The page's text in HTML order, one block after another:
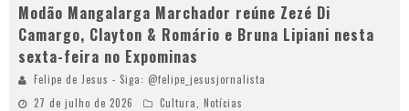
Modão Mangalarga Marchador reúne Zezé Di
Camargo, Clayton & Romário e Bruna Lipiani nesta
sexta-feira no Expominas
Felipe de Jesus - Siga: @felipe_jesusjornalista
27 de julho de 2026
Cultura Notícias